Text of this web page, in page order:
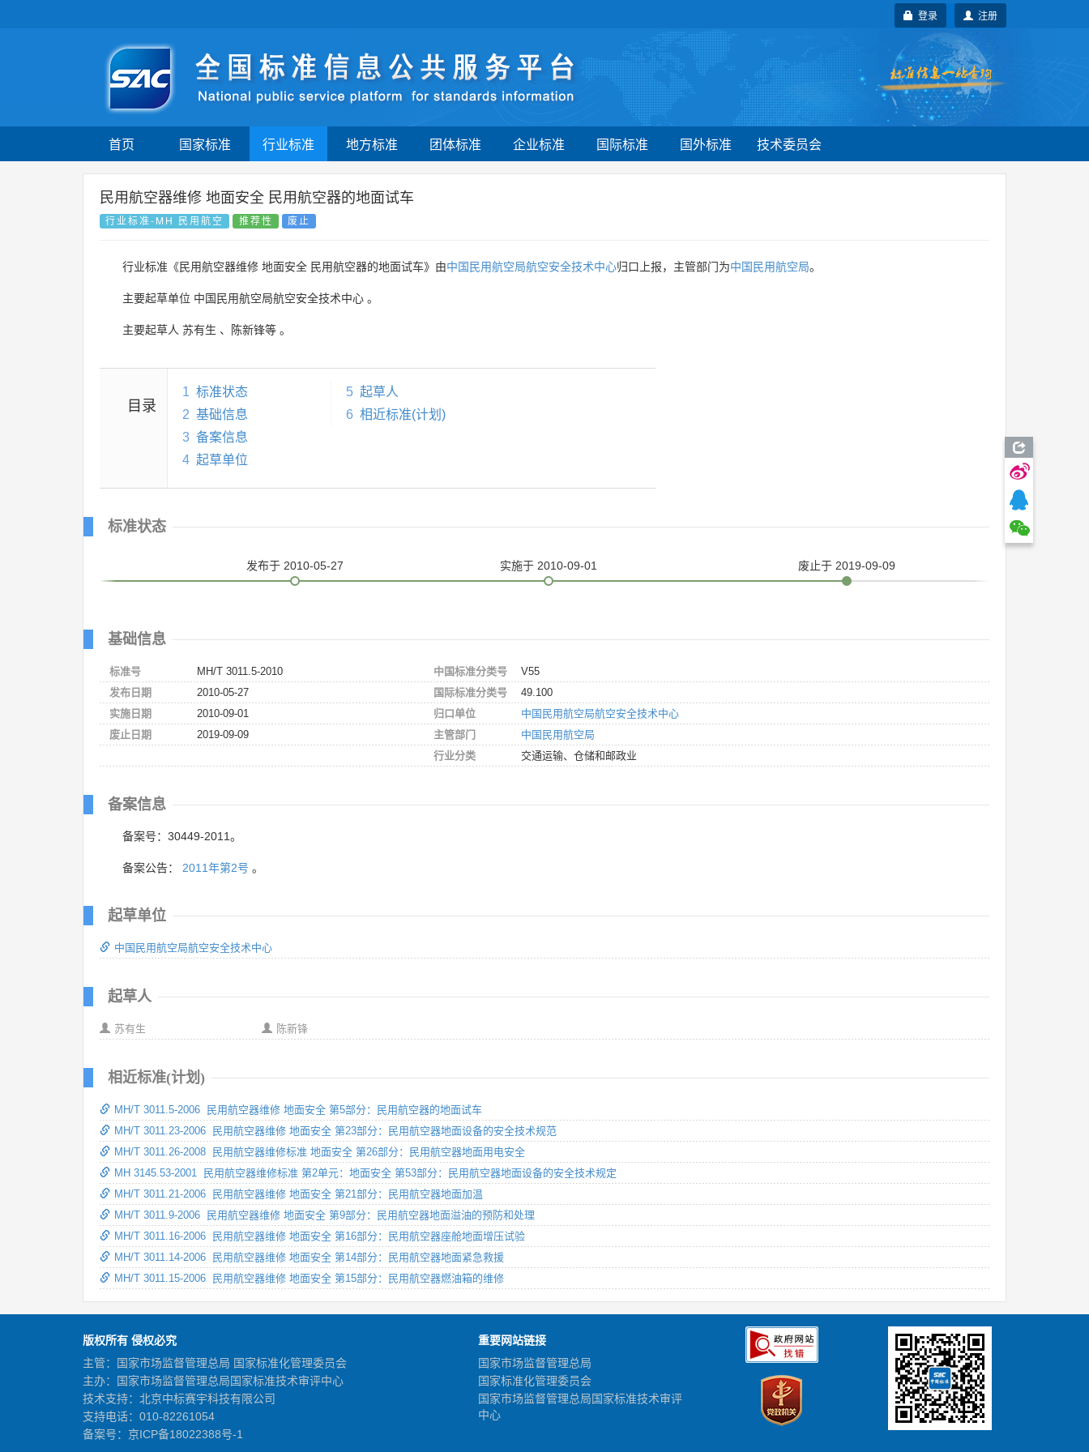
注册
登录
首页 国家标准 行业标准 地方标准 团体标准 企业标准 国际标准 国外标准 技术委员会
民用航空器维修 地面安全 民用航空器的地面试车
行业标准-MH 民用航空 推荐性 废止
行业标准《民用航空器维修 地面安全 民用航空器的地面试车》由中国民用航空局航空安全技术中心归口上报，主管部门为中国民用航空局。
主要起草单位 中国民用航空局航空安全技术中心 。
主要起草人 苏有生 、 陈新锋等 。
目录
1 标准状态
2 基础信息
3 备案信息
4 起草单位
5 起草人
6 相近标准(计划)
标准状态
发布于 2010-05-27 实施于 2010-09-01 废止于 2019-09-09
基础信息
标准号
MH/T 3011.5-2010
发布日期
2010-05-27
实施日期
2010-09-01
废止日期
2019-09-09
中国标准分类号
V55
国际标准分类号
49.100
归口单位
中国民用航空局航空安全技术中心
主管部门
中国民用航空局
行业分类
交通运输、仓储和邮政业
备案信息
备案号：30449-2011。
备案公告： 2011年第2号 。
起草单位
中国民用航空局航空安全技术中心
起草人
苏有生 陈新锋
相近标准(计划)
MH/T 3011.5-2006 民用航空器维修 地面安全 第5部分：民用航空器的地面试车
MH/T 3011.23-2006 民用航空器维修 地面安全 第23部分：民用航空器地面设备的安全技术规范
MH/T 3011.26-2008 民用航空器维修标准 地面安全 第26部分：民用航空器地面用电安全
MH 3145.53-2001 民用航空器维修标准 第2单元：地面安全 第53部分：民用航空器地面设备的安全技术规定
MH/T 3011.21-2006 民用航空器维修 地面安全 第21部分：民用航空器地面加温
MH/T 3011.9-2006 民用航空器维修 地面安全 第9部分：民用航空器地面溢油的预防和处理
MH/T 3011.16-2006 民用航空器维修 地面安全 第16部分：民用航空器座舱地面增压试验
MH/T 3011.14-2006 民用航空器维修 地面安全 第14部分：民用航空器地面紧急救援
MH/T 3011.15-2006 民用航空器维修 地面安全 第15部分：民用航空器燃油箱的维修
版权所有 侵权必究
主管：国家市场监督管理总局 国家标准化管理委员会
主办：国家市场监督管理总局国家标准技术审评中心
技术支持：北京中标赛宇科技有限公司
支持电话：010-82261054
备案号： 京ICP备18022388号-1
重要网站链接
国家市场监督管理总局
国家标准化管理委员会
国家市场监督管理总局国家标准技术审评
中心